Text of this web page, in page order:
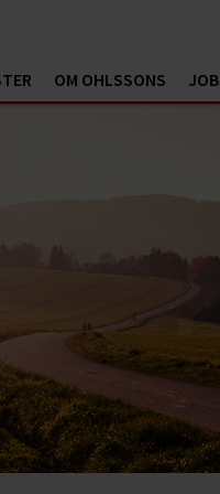
OM OHLSSONS